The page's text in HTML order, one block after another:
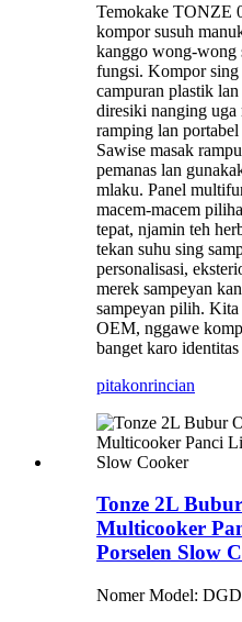
Temokake TONZE
kompor susuh
kanggo wong-wong
fungsi. Kompor
campuran plastik
diresiki nanging uga
ramping lan
Sawise masak
pemanas lan
mlaku. Panel
macem-macem
tepat, njamin teh
tekan suhu sing
personalisasi,
merek sampeyan
sampeyan pilih. Kita
OEM, nggawe
banget karo
pitakonrincian
Tonze 2L
Multicooker
Porselen Slow
Nomer Model: